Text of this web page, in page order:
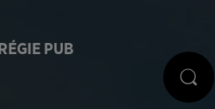
RÉGIE PUB